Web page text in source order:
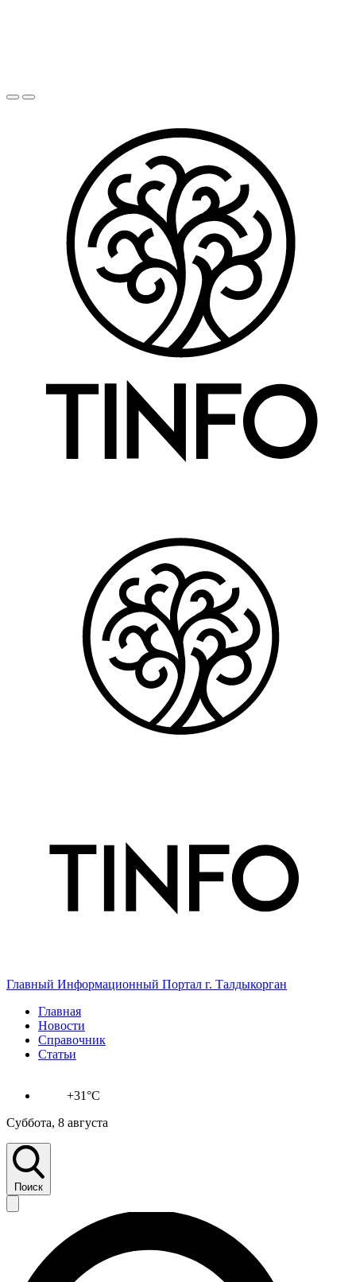
Главный Информационный Портал г. Талдыкорган
Главная
Новости
Справочник
Статьи
+31°C
Суббота, 8 августа
Поиск